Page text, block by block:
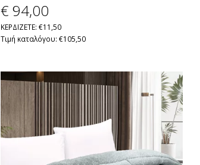
€ 94,00
ΚΕΡΔΙΖΕΤΕ: €11,50
Τιμή καταλόγου: €105,50